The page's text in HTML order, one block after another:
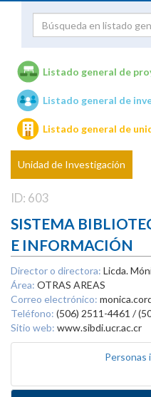
Unidades de
Listado general de
Listado general de
Listado general de
Unidad de Investigación
ID: 603
SISTEMA
E INFORMACIÓN
Director o directora: Licda.
Área: OTRAS AREAS
Correo electrónico:
Teléfono: (506) 2511-4461 /
Sitio web: www.sibdi.ucr.ac.cr
Personas